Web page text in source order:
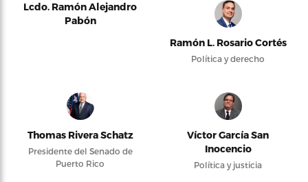
Lcdo. Ramón Alejandro
Pabón
Ramón L. Rosario Cortés
Política y derecho
Thomas Rivera Schatz
Presidente del Senado de
Puerto Rico
Víctor García San
Inocencio
Política y justicia